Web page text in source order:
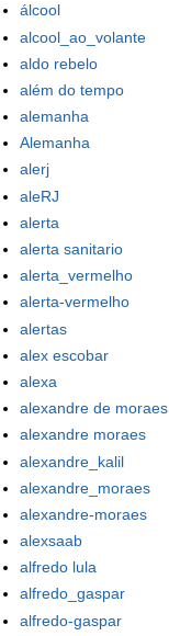
álcool
alcool_ao_volante
aldo rebelo
além do tempo
alemanha
Alemanha
alerj
aleRJ
alerta
alerta sanitario
alerta_vermelho
alerta-vermelho
alertas
alex escobar
alexa
alexandre de moraes
alexandre moraes
alexandre_kalil
alexandre_moraes
alexandre-moraes
alexsaab
alfredo lula
alfredo_gaspar
alfredo-gaspar